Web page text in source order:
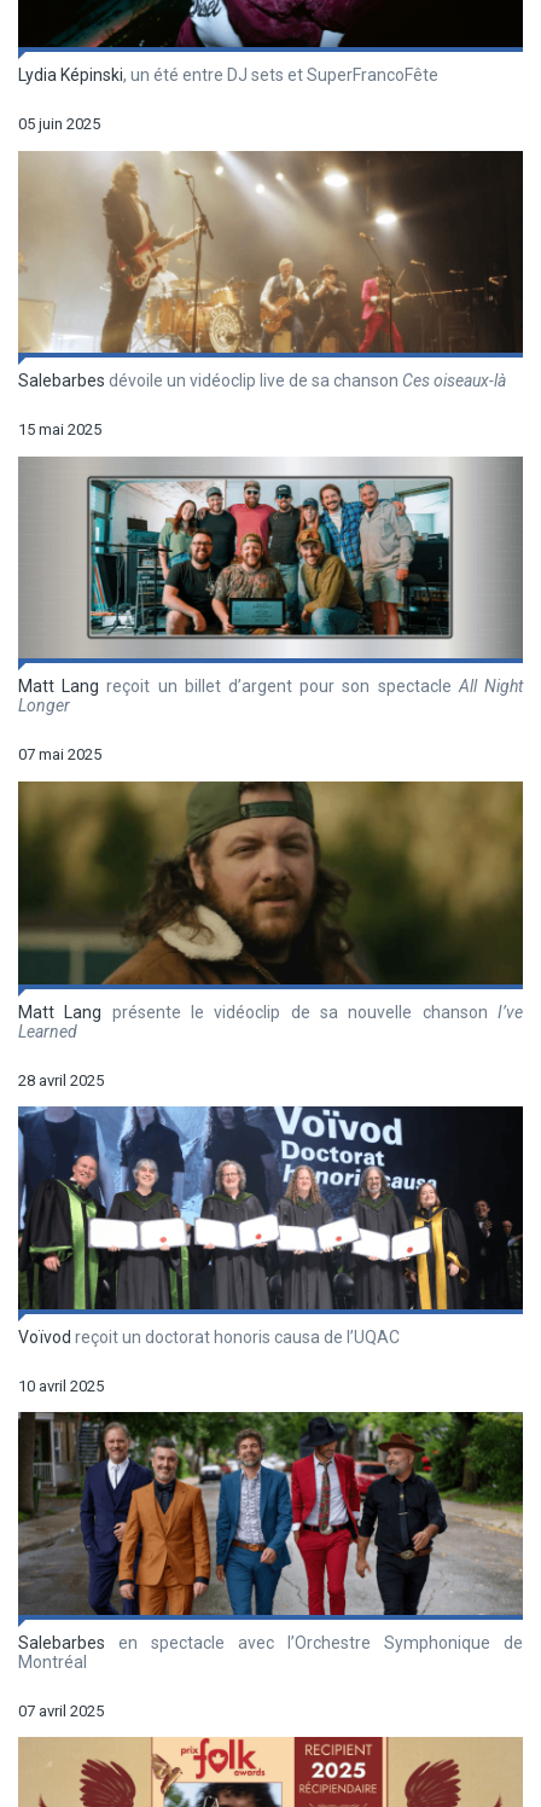
Lydia Képinski, un été entre DJ sets et SuperFrancoFête
05 juin 2025
Salebarbes dévoile un vidéoclip live de sa chanson Ces oiseaux-là
15 mai 2025
Matt Lang reçoit un billet d’argent pour son spectacleAll Night
Longer
07 mai 2025
Matt Lang présente le vidéoclip de sa nouvelle chansonI’ve
Learned
28 avril 2025
Voïvod reçoit un doctorat honoris causa de l’UQAC
10 avril 2025
Salebarbes en spectacle avec l’Orchestre Symphonique de
Montréal
07 avril 2025